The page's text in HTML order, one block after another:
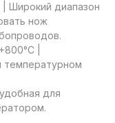
Широкий диапазон
нож
|
температурном
для